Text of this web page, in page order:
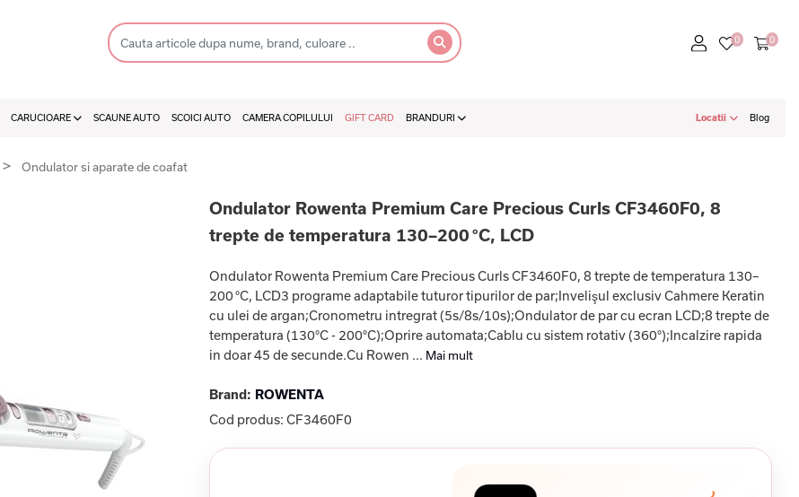
CARUCIOARE SCAUNE AUTO SCOICI AUTO CAMERA COPILULUI GIFT CARD BRANDURI Locatii Blog
Ondulator si aparate de coafat
Ondulator Rowenta Premium Care Precious Curls CF3460F0, 8
trepte de temperatura 130–200 °C, LCD
Ondulator Rowenta Premium Care Precious Curls CF3460F0, 8 trepte de temperatura 130–
200 °C, LCD3 programe adaptabile tuturor tipurilor de par;Invelişul exclusiv Cahmere Keratin
cu ulei de argan;Cronometru intregrat (5s/8s/10s);Ondulator de par cu ecran LCD;8 trepte de
temperatura (130°C - 200°C);Oprire automata;Cablu cu sistem rotativ (360°);Incalzire rapida
in doar 45 de secunde.Cu Rowen ... Mai mult
Brand: ROWENTA
Cod produs: CF3460F0